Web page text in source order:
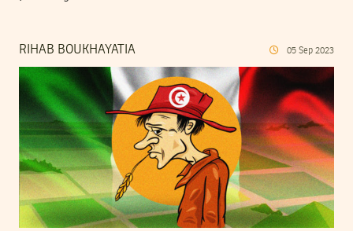
RIHAB BOUKHAYATIA 05 Sep 2023